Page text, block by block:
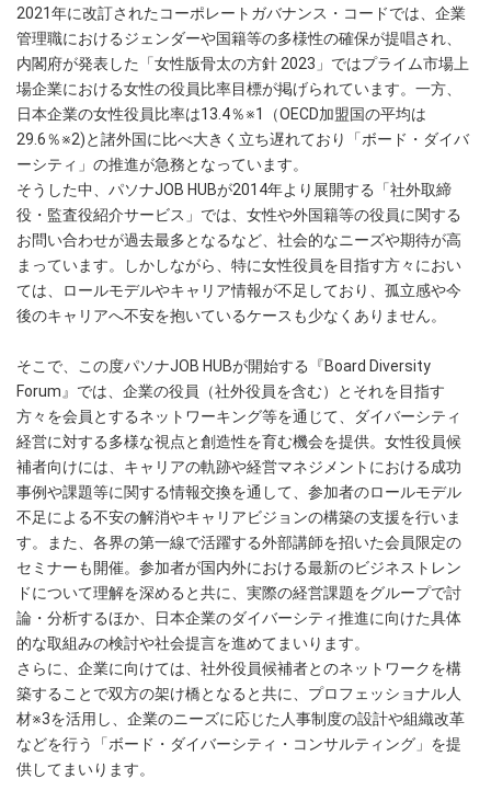
2021年に改訂されたコーポレートガバナンス・コードでは、企業
管理職におけるジェンダーや国籍等の多様性の確保が提唱され、
内閣府が発表した「女性版骨太の方針 2023」ではプライム市場上
場企業における女性の役員比率目標が掲げられています。一方、
日本企業の女性役員比率は13.4％※1（OECD加盟国の平均は
29.6％※2)と諸外国に比べ大きく立ち遅れており「ボード・ダイバ
ーシティ」の推進が急務となっています。
そうした中、パソナJOB HUBが2014年より展開する「社外取締
役・監査役紹介サービス」では、女性や外国籍等の役員に関する
お問い合わせが過去最多となるなど、社会的なニーズや期待が高
まっています。しかしながら、特に女性役員を目指す方々におい
ては、ロールモデルやキャリア情報が不足しており、孤立感や今
後のキャリアへ不安を抱いているケースも少なくありません。
そこで、この度パソナJOB HUBが開始する『Board Diversity
Forum』では、企業の役員（社外役員を含む）とそれを目指す
方々を会員とするネットワーキング等を通じて、ダイバーシティ
経営に対する多様な視点と創造性を育む機会を提供。女性役員候
補者向けには、キャリアの軌跡や経営マネジメントにおける成功
事例や課題等に関する情報交換を通して、参加者のロールモデル
不足による不安の解消やキャリアビジョンの構築の支援を行いま
す。また、各界の第一線で活躍する外部講師を招いた会員限定の
セミナーも開催。参加者が国内外における最新のビジネストレン
ドについて理解を深めると共に、実際の経営課題をグループで討
論・分析するほか、日本企業のダイバーシティ推進に向けた具体
的な取組みの検討や社会提言を進めてまいります。
さらに、企業に向けては、社外役員候補者とのネットワークを構
築することで双方の架け橋となると共に、プロフェッショナル人
材※3を活用し、企業のニーズに応じた人事制度の設計や組織改革
などを行う「ボード・ダイバーシティ・コンサルティング」を提
供してまいります。